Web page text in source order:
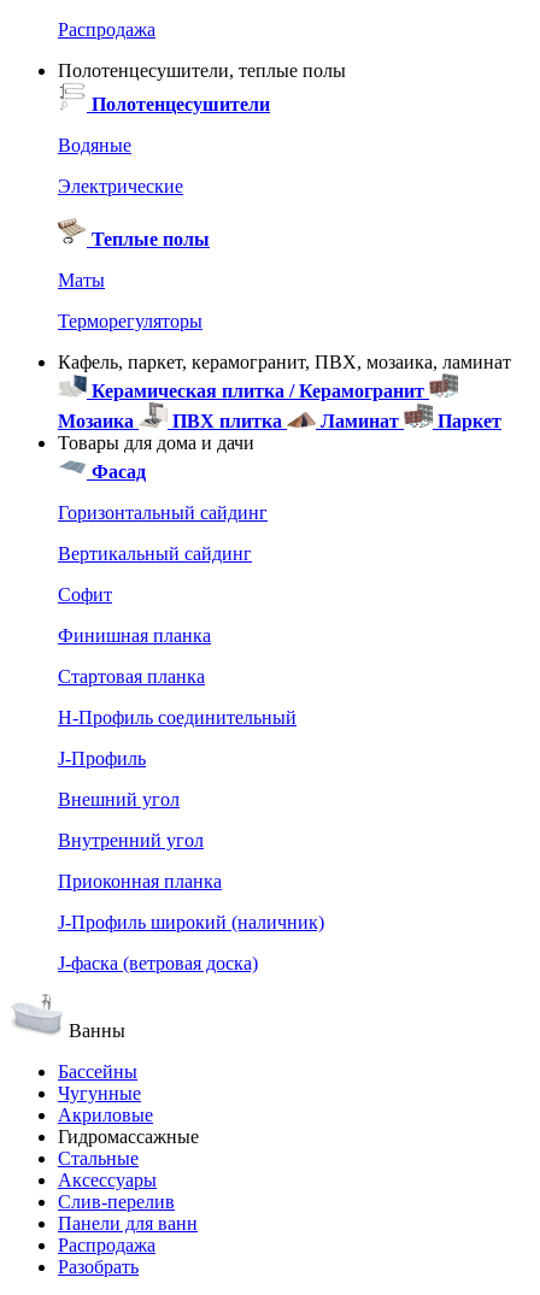
Распродажа
Полотенцесушители, теплые полы
Полотенцесушители
Водяные
Электрические
Теплые полы
Маты
Терморегуляторы
Кафель, паркет, керамогранит, ПВХ, мозаика, ламинат
Керамическая плитка / Керамогранит
Мозаика
ПВХ плитка Ламинат
Паркет
Товары для дома и дачи
Фасад
Горизонтальный сайдинг
Вертикальный сайдинг
Софит
Финишная планка
Стартовая планка
Н-Профиль соединительный
J-Профиль
Внешний угол
Внутренний угол
Приоконная планка
J-Профиль широкий (наличник)
J-фаска (ветровая доска)
Ванны
Бассейны
Чугунные
Акриловые
Гидромассажные
Стальные
Аксессуары
Слив-перелив
Панели для ванн
Распродажа
Разобрать